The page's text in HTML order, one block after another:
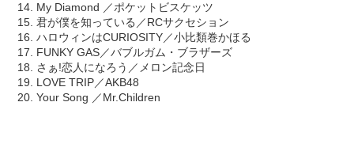
14. My Diamond ／ポケットビスケッツ
15. 君が僕を知っている／RCサクセション
16. ハロウィンはCURIOSITY／小比類巻かほる
17. FUNKY GAS／バブルガム・ブラザーズ
18. さぁ!恋人になろう／メロン記念日
19. LOVE TRIP／AKB48
20. Your Song ／Mr.Children